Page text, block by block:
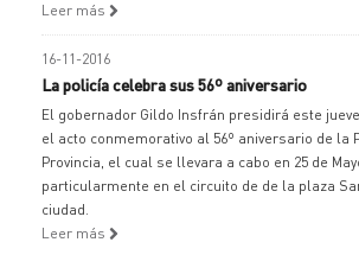
Leer más
16-11-2016
La policía celebra sus 56º aniversario
El gobernador Gildo Insfrán presidirá este
el acto conmemorativo al 56º aniversario de la
Provincia, el cual se llevara a cabo en 25 de
particularmente en el circuito de de la plaza
ciudad.
Leer más